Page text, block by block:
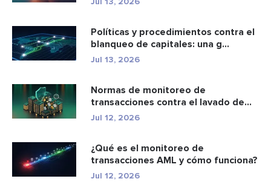
Políticas y procedimientos contra el
blanqueo de capitales: una g...
Jul 13, 2026
Normas de monitoreo de
transacciones contra el lavado de
dinero: c...
Jul 12, 2026
¿Qué es el monitoreo de
transacciones AML y cómo funciona?
Jul 12, 2026